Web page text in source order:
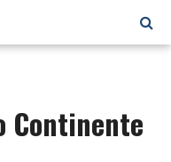
Continente